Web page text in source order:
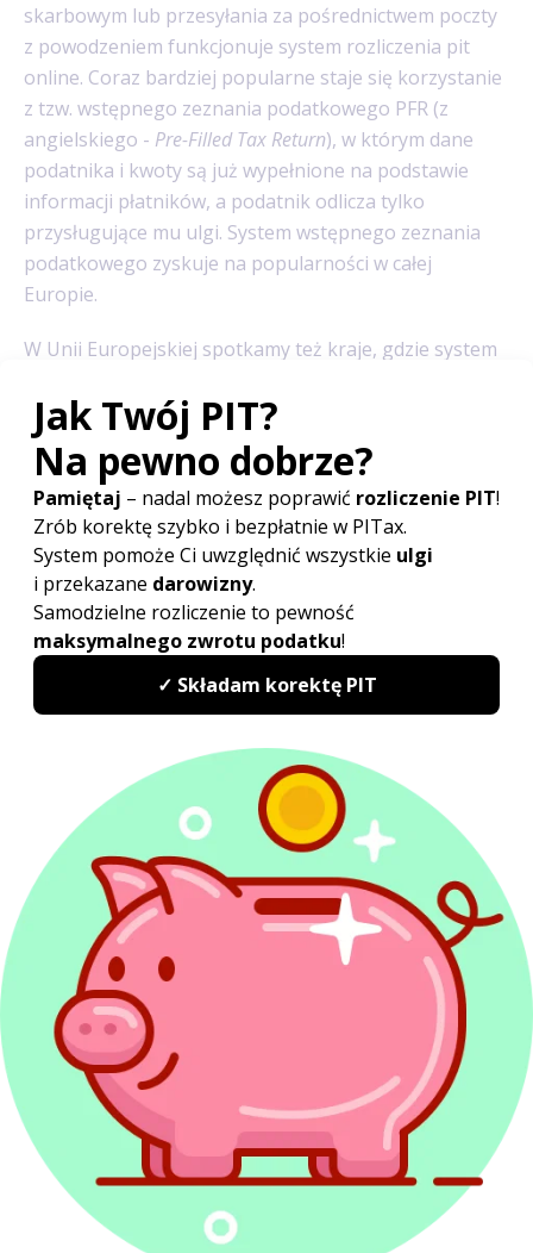
skarbowym lub przesyłania za pośrednictwem poczty
z powodzeniem funkcjonuje system rozliczenia pit
online. Coraz bardziej popularne staje się korzystanie
z tzw. wstępnego zeznania podatkowego PFR (z
angielskiego - Pre-Filled Tax Return), w którym dane
podatnika i kwoty są już wypełnione na podstawie
informacji płatników, a podatnik odlicza tylko
przysługujące mu ulgi. System wstępnego zeznania
podatkowego zyskuje na popularności w całej
Europie.
W Unii Europejskiej spotkamy też kraje, gdzie system
w Polsce. Na przykład w Luksemburgu prawo
podatkowe przewiduje aż 18 stawek, w zależności od
dochodów podatnika. Innym przykładem może być
Irlandia, gdzie obowiązuje aż 11 stawek ubezpieczenia
społecznego, które również są tym wyższe, im wyższe
zarobki się osiąga.
Poradnik
PIT - podstawowe informacje
Etat, zlecenie i dzieło
Działalność gospodarcza
ZUS i ubezpieczenia
Emerytury i renty
Dochody z zagranicy
Najem
Kredyty w PIT
Dochody inwestycyjne
Sytuacje podatkowe
Terminy, wskaźniki i stawki
Sprawy urzędowe
Formularze podatkowe